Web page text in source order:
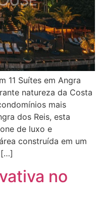
11 Suítes em Angra
natureza da Costa
mais
dos Reis, esta
de luxo e
construída em um
[…]
no